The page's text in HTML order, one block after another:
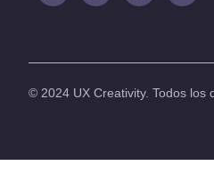
© 2024 UX Creativity. Todos los